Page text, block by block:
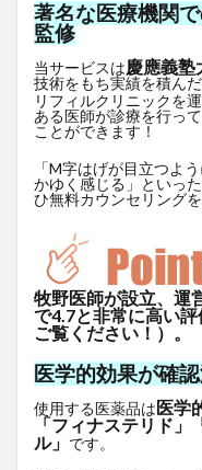
著名な医療機関
監修
当サービスは慶應義塾
技術をもち実績を積ん
リフィルクリニックを
ある医師が診療を行っ
ことができます！
「M字はげが目立つよ
かゆく感じる」といっ
ひ無料カウンセリング
牧野医師が設立、運
で4.7と非常に高い
ご覧ください！）。
医学的効果が確
使用する医薬品は医学
「フィナステリド
ル」 です。